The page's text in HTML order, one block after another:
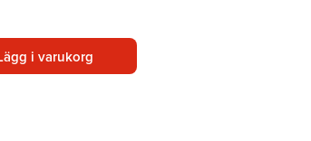
i varukorg